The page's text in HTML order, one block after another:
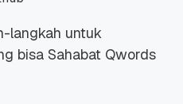
langkah untuk
bisa Sahabat Qwords